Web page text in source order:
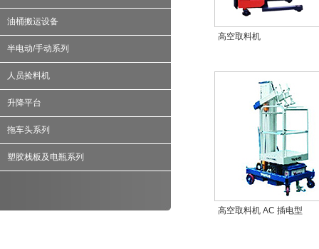
油桶搬运设备
半电动/手动系列
人员捡料机
升降平台
拖车头系列
塑胶栈板及电瓶系列
高空取料机
高空取料机 AC 插电型